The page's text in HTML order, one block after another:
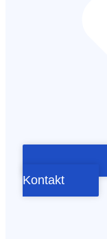
Kontakt